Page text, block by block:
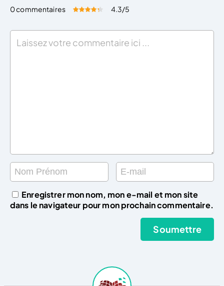
0 commentaires Évaluez cet article:
4.3/5
Enregistrer mon nom, mon e-mail et mon site
dans le navigateur pour mon prochain commentaire.